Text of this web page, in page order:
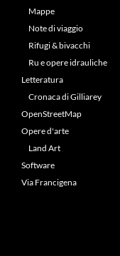
Mappe
Note di viaggio
Rifugi & bivacchi
Ru e opere idrauliche
Letteratura
Cronaca di Gilliarey
OpenStreetMap
Opere d'arte
Land Art
Software
Via Francigena